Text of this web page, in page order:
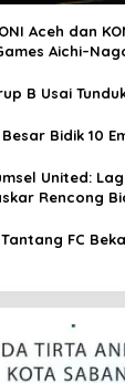
Aceh dan
B Usai
Bidik 10
United:
Rencong
FC